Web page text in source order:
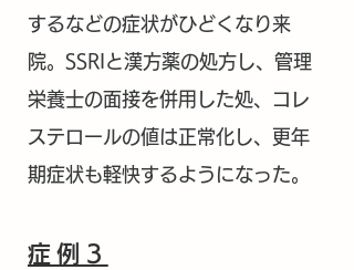
するなどの症状がひどくなり来
院。SSRIと漢方薬の処方し、管理
栄養士の面接を併用した処、コレ
ステロールの値は正常化し、更年
期症状も軽快するようになった。
症例3